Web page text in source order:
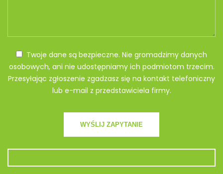
Twoje dane są bezpieczne. Nie gromadzimy danych
osobowych, ani nie udostępniamy ich podmiotom trzecim.
Przesyłając zgłoszenie zgadzasz się na kontakt telefoniczny
lub e-mail z przedstawiciela firmy.